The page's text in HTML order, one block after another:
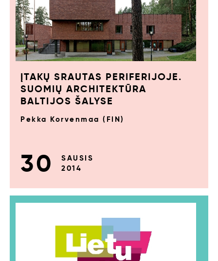
ĮTAKŲ SRAUTAS PERIFERIJOJE.
SUOMIŲ ARCHITEKTŪRA
BALTIJOS ŠALYSE
Pekka Korvenmaa (FIN)
30
SAUSIS
2014